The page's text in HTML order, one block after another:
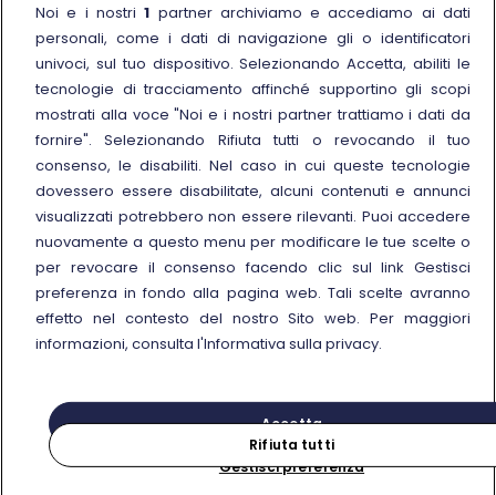
Noleggia un treno charter
Viaggi di gruppo
Seguici sui social
© Gruppo FS Italiane 2025
Note legali
Protezione dati personali
Accessibilità
Informativa sui cookies
Gestisci preferenza
Noi e i nostri1 partner archiviamo e accediamo ai dati
personali, come i dati di navigazione gli o identificatori
univoci, sul tuo dispositivo. Selezionando Accetta, abiliti le
tecnologie di tracciamento affinché supportino gli scopi
mostrati alla voce "Noi e i nostri partner trattiamo i dati da
fornire". Selezionando Rifiuta tutti o revocando il tuo
consenso, le disabiliti. Nel caso in cui queste tecnologie
dovessero essere disabilitate, alcuni contenuti e annunci
visualizzati potrebbero non essere rilevanti. Puoi accedere
nuovamente a questo menu per modificare le tue scelte o
per revocare il consenso facendo clic sul link Gestisci
preferenza in fondo alla pagina web. Tali scelte avranno
effetto nel contesto del nostro Sito web. Per maggiori
informazioni, consulta l'Informativa sulla privacy.
Accetta
Rifiuta tutti
Gestisci preferenza